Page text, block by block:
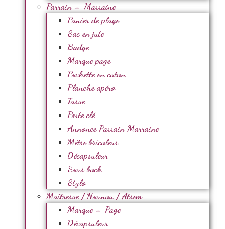
Parrain – Marraine
Panier de plage
Sac en jute
Badge
Marque page
Pochette en coton
Planche apéro
Tasse
Porte clé
Annonce Parrain Marraine
Mètre bricoleur
Décapsuleur
Sous bock
Stylo
Maîtresse / Nounou / Atsem
Marque – Page
Décapsuleur